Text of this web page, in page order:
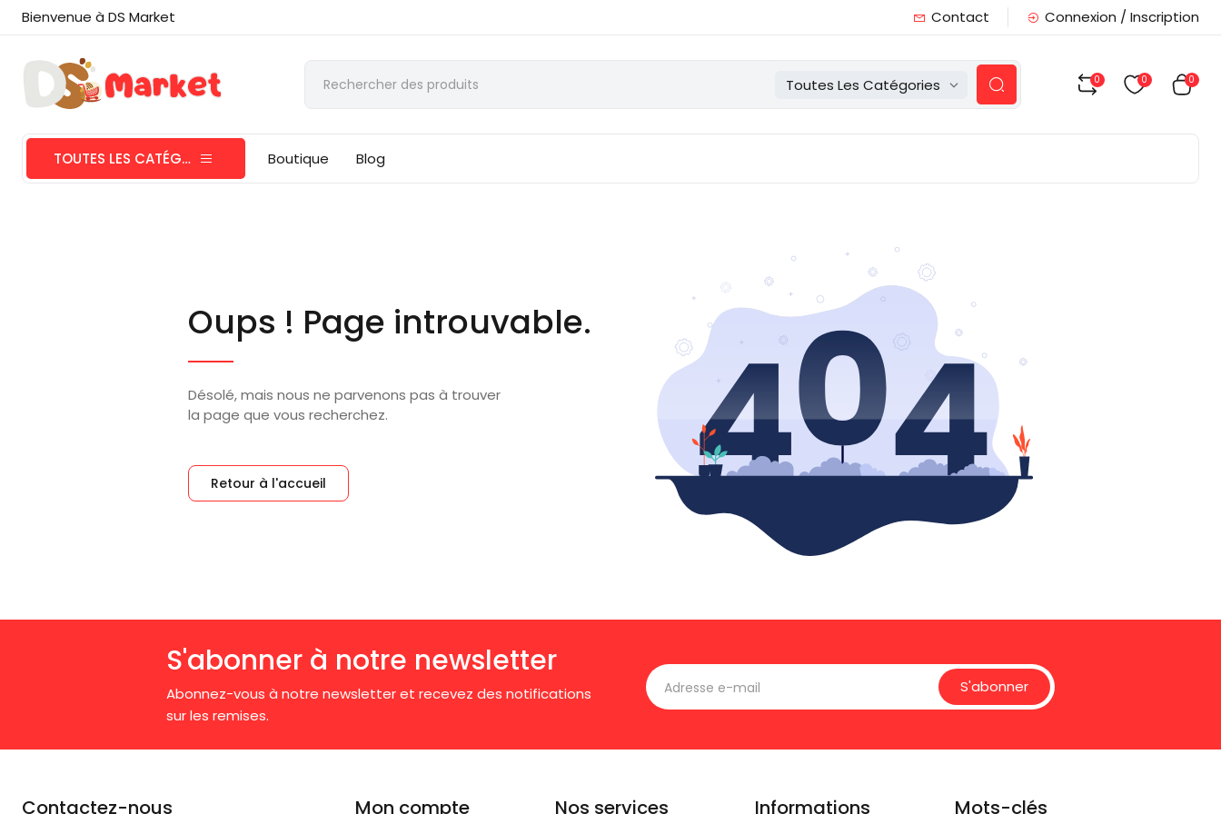
Bienvenue à DS Market Contact Connexion / Inscription
Toutes Les Catégories 0 0 0
TOUTES LES CATÉGORIES Boutique Blog
Oups ! Page introuvable.
Désolé, mais nous ne parvenons pas à trouver
la page que vous recherchez.
Retour à l'accueil
S'abonner à notre newsletter
Abonnez-vous à notre newsletter et recevez des notifications
sur les remises.
S'abonner
Contactez-nous Mon compte Nos services Informations Mots-clés